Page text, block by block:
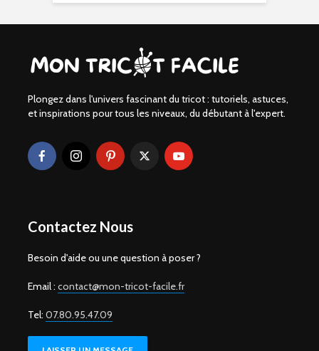
Plongez dans l'univers fascinant du tricot : tutoriels, astuces,
et inspirations pour tous les niveaux, du débutant à l'expert.
Contactez Nous
Besoin d'aide ou une question à poser ?
Email : contact@mon-tricot-facile.fr
Tel: 07.80.95.47.09